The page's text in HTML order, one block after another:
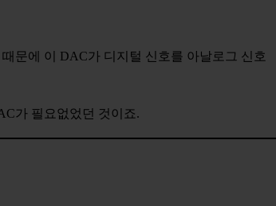
문에 이 DAC가 디지털 신호를 아날로그 신호
가 필요없었던 것이죠.